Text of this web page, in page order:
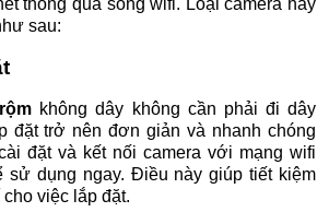
thông qua sóng wifi. Loại camera này
sau:
không dây không cần phải đi dây
đặt trở nên đơn giản và nhanh chóng
đặt và kết nối camera với mạng wifi
sử dụng ngay. Điều này giúp tiết kiệm
việc lắp đặt.